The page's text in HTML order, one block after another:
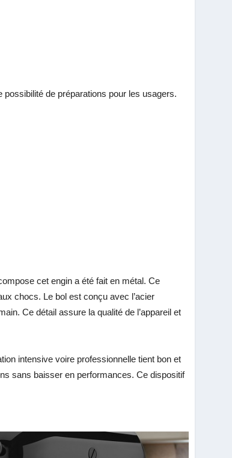
de préparations pour les usagers.
cet engin a été fait en métal. Ce
chocs. Le bol est conçu avec l’acier
Ce détail assure la qualité de l’appareil et
intensive voire professionnelle tient bon et
sans baisser en performances. Ce dispositif